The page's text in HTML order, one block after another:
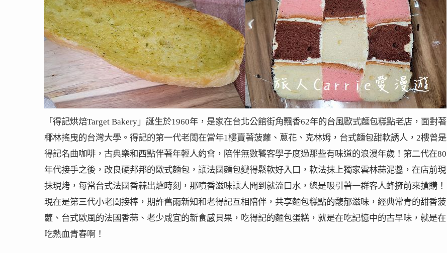
「得記烘焙Target Bakery」誕生於1960年，是家在台北公館街角飄香62年的台風歐式麵包糕點老店，面對著
椰林搖曳的台灣大學。得記的第一代老闆在當年1樓賣著菠蘿、蔥花、克林姆，台式麵包甜軟誘人，2樓曾是
得記名曲咖啡，古典樂和西點伴著年輕人約會，陪伴無數饕客學子度過那些有味道的浪漫年歲！第二代在80
年代接手之後，改良硬邦邦的歐式麵包，讓法國麵包變得鬆軟好入口，軟法抹上獨家雲林蒜泥醬，在店前現
抹現烤，每當台式法國香蒜出爐時刻，那噴香滋味讓人聞到就流口水，總是吸引著一群客人蜂擁前來搶購！
現在是第三代小老闆接棒，期許舊雨新知和老得記互相陪伴，共享麵包糕點的馥郁滋味，經典常青的甜香菠
蘿、台式歐風的法國香蒜、老少咸宜的新食感貝果，吃得記的麵包蛋糕，就是在吃記憶中的古早味，就是在
吃熱血青春啊！